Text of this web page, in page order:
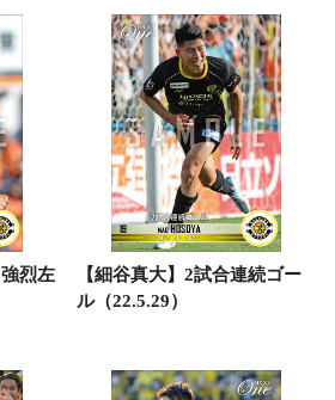
烈左
【細谷真大】2試合連続ゴー
ル（22.5.29）